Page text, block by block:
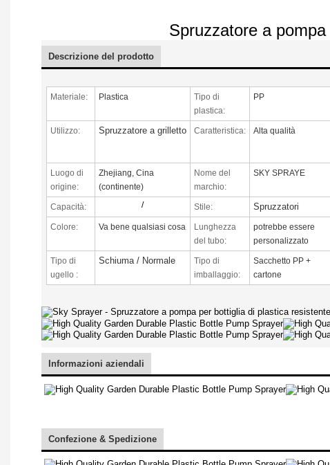
Spruzzatore a
Descrizione del prodotto
Materiale: Plastica
Tipo di
plastica:
PP
Utilizzo: Spruzzatore a grilletto Caratteristica: Alta qualità
Luogo di
origine:
Zhejiang, Cina
(continente)
Nome del
marchio:
SKY SPRAYE
Capacità: / Stile: Spruzzatori
Colore: Va bene qualsiasi cosa
Lunghezza
del tubo:
potrebbe essere
personalizzato
Tipo di
ugello :
Schiuma / Normale
Tipo di
imballaggio:
Sacchetto PP +
cartone
Informazioni aziendali
Confezione & Spedizione